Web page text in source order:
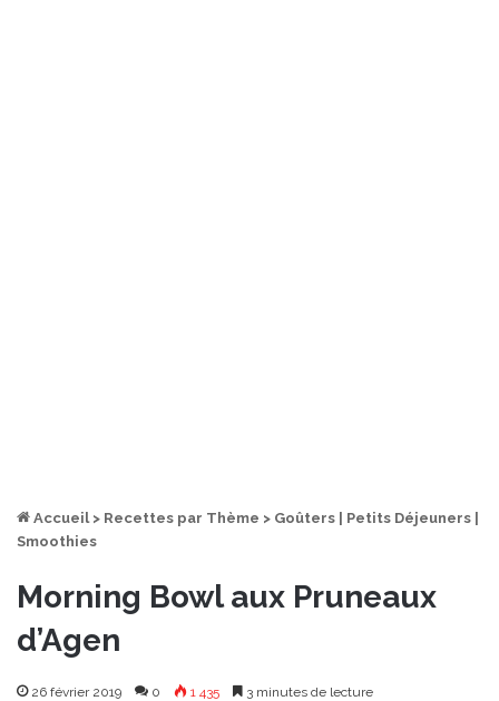
Accueil > Recettes par Thème > Goûters | Petits Déjeuners |
Smoothies
Morning Bowl aux Pruneaux
d’Agen
26 février 2019 0 1 435 3 minutes de lecture